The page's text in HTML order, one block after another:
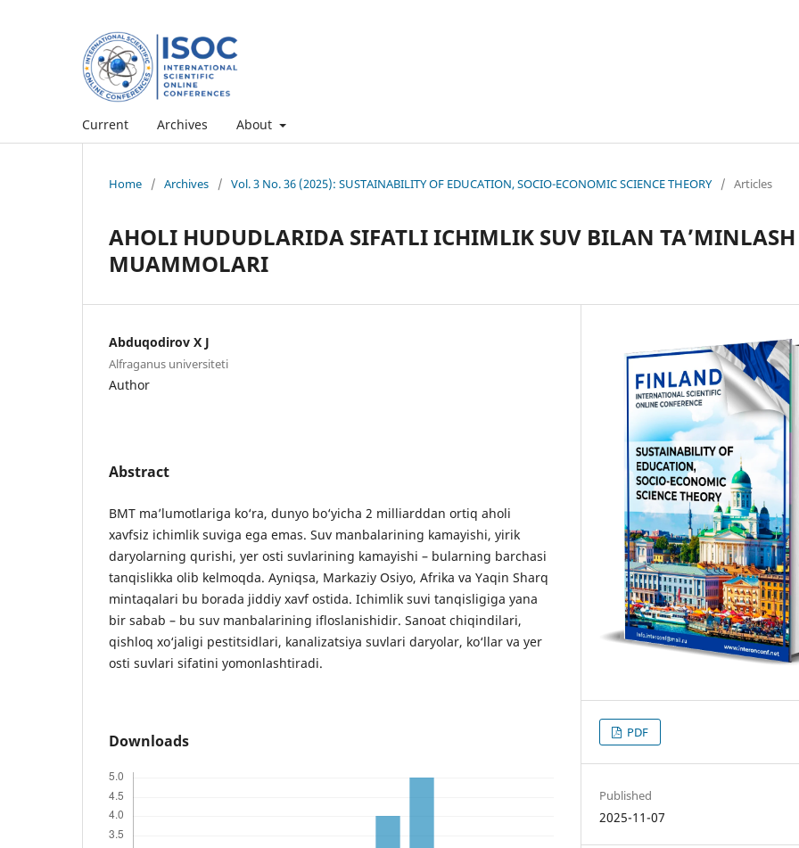
Current Archives About
Home / Archives / Vol. 3 No. 36 (2025): SUSTAINABILITY OF EDUCATION, SOCIO-ECONOMIC SCIENCE THEORY / Articles
AHOLI HUDUDLARIDA SIFATLI ICHIMLIK SUV BILAN TA’MINLASH
MUAMMOLARI
Abduqodirov X J
Alfraganus universiteti
Author
Abstract
BMT ma’lumotlariga ko‘ra, dunyo bo‘yicha 2 milliarddan ortiq aholi
xavfsiz ichimlik suviga ega emas. Suv manbalarining kamayishi, yirik
daryolarning qurishi, yer osti suvlarining kamayishi – bularning barchasi
tanqislikka olib kelmoqda. Ayniqsa, Markaziy Osiyo, Afrika va Yaqin Sharq
mintaqalari bu borada jiddiy xavf ostida. Ichimlik suvi tanqisligiga yana
bir sabab – bu suv manbalarining ifloslanishidir. Sanoat chiqindilari,
qishloq xo‘jaligi pestitsidlari, kanalizatsiya suvlari daryolar, ko‘llar va yer
osti suvlari sifatini yomonlashtiradi.
Downloads PDF
Published
2025-11-07